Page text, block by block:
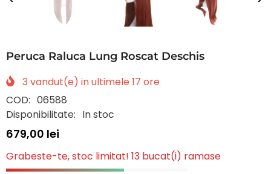
Peruca Raluca Lung Roscat Deschis
3 vandut(e) in ultimele 17 ore
COD: 06588
Disponibilitate: In stoc
679,00 lei
Grabeste-te, stoc limitat! 13 bucat(i) ramase